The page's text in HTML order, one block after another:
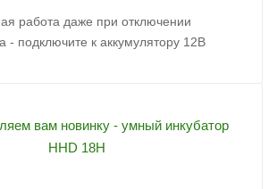
работа даже при отключении
- подключите к аккумулятору 12В